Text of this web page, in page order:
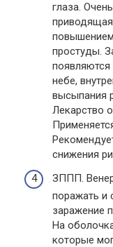
глаза.
приводящая
простуды.
небе,
высыпания
Лекарство
снижения
ЗППП.
поражать и
заражение
На
которые